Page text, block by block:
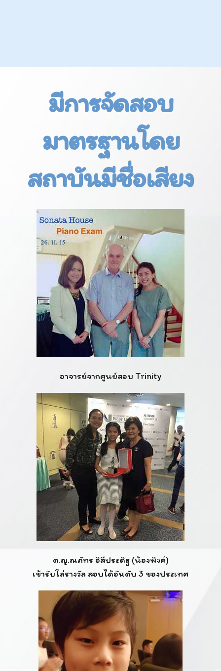
มีการจัดสอบ
มาตรฐานโดย
สถาบันมีชื่อเสียง
อาจารย์จากศูนย์สอบ Trinity
ด.ญ.ณภัทร อิสีประดิฐ (น้องพิงค์)
เข้ารับโล่รางวัล สอบได้อันดับ 3 ของประเทศ